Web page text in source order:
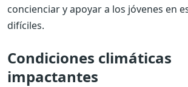
concienciar y apoyar a los jóvenes en
difíciles.
Condiciones climáticas
impactantes